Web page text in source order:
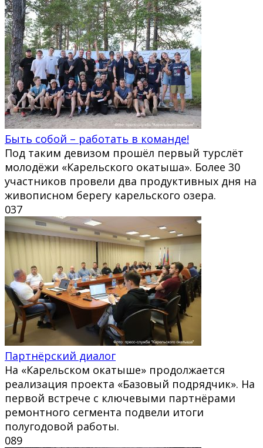
Быть собой – работать в команде!
Под таким девизом прошёл первый турслёт
молодёжи «Карельского окатыша». Более 30
участников провели два продуктивных дня на
живописном берегу карельского озера.
037
Партнёрский диалог
На «Карельском окатыше» продолжается
реализация проекта «Базовый подрядчик». На
первой встрече с ключевыми партнёрами
ремонтного сегмента подвели итоги
полугодовой работы.
089